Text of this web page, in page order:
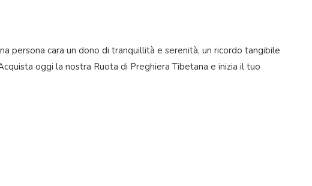
persona cara un dono di tranquillità e serenità, un ricordo tangibile
oggi la nostra Ruota di Preghiera Tibetana e inizia il tuo